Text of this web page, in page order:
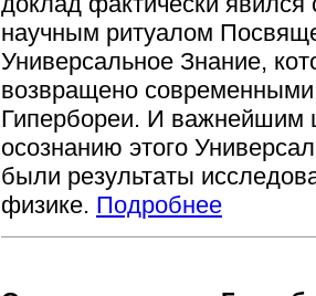
научным ритуалом
Универсальное Знание,
возвращено
Гипербореи. И важнейшим
осознанию этого
были результаты
физике. Подробнее